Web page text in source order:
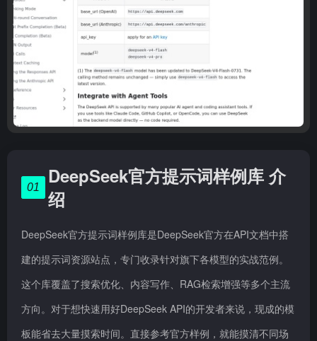
01
DeepSeek官方提示词样例库 介
绍
DeepSeek官方提示词样例库是DeepSeek官方在API文档中搭
建的提示词资源站点，专门收录针对旗下各模型的实战范例。
这个库覆盖了搜索优化、内容写作、RAG检索增强等多个主流
方向。对于想快速用好DeepSeek API的开发者来说，现成的模
板能省去大量摸索时间。直接参考官方样例，就能摸清不同场